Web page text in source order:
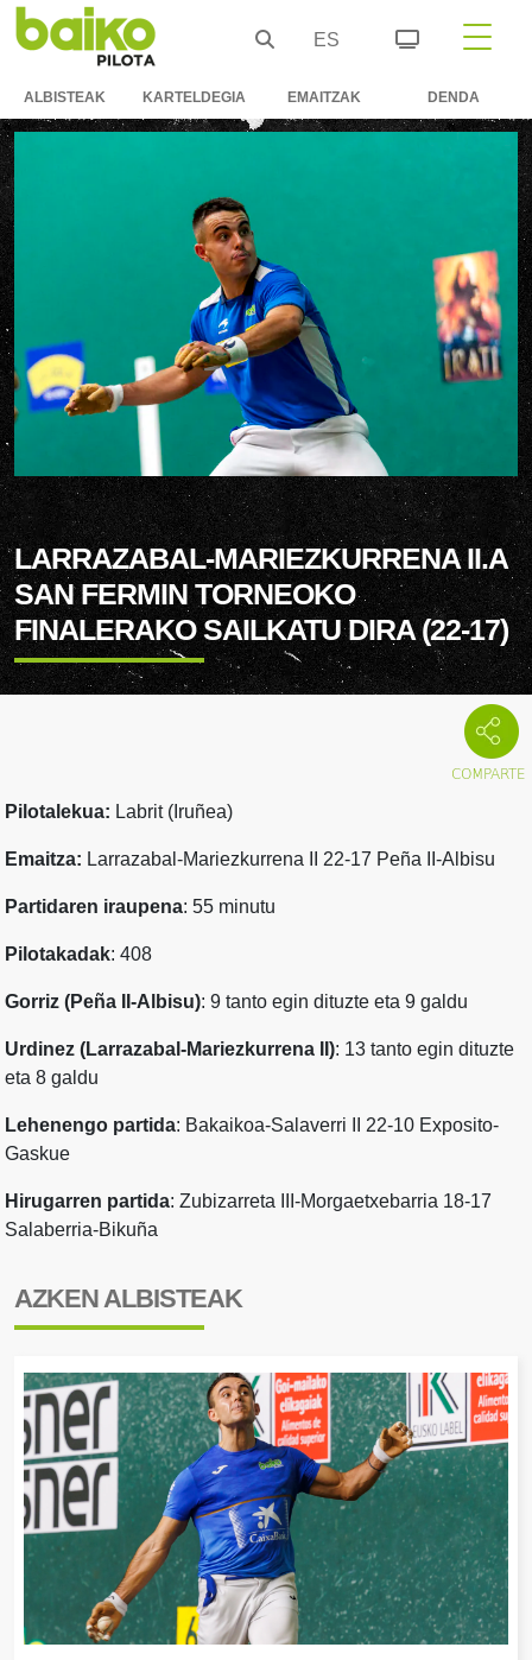
ES
ALBISTEAK KARTELDEGIA EMAITZAK DENDA
LARRAZABAL-MARIEZKURRENA II.A
SAN FERMIN TORNEOKO
FINALERAKO SAILKATU DIRA (22-17)
Pilotalekua: Labrit (Iruñea)
Emaitza: Larrazabal-Mariezkurrena II 22-17 Peña II-Albisu
Partidaren iraupena: 55 minutu
Pilotakadak: 408
Gorriz (Peña II-Albisu): 9 tanto egin dituzte eta 9 galdu
Urdinez (Larrazabal-Mariezkurrena II): 13 tanto egin dituzte
eta 8 galdu
Lehenengo partida: Bakaikoa-Salaverri II 22-10 Exposito-
Gaskue
Hirugarren partida: Zubizarreta III-Morgaetxebarria 18-17
Salaberria-Bikuña
AZKEN ALBISTEAK